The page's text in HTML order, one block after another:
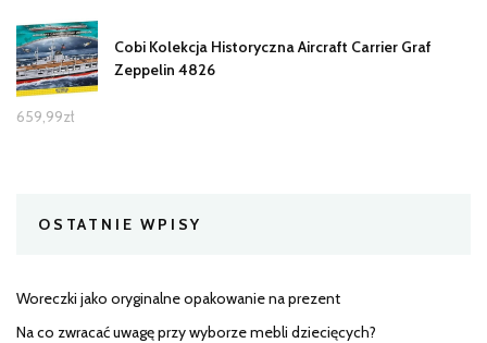
Cobi Kolekcja Historyczna Aircraft Carrier Graf
Zeppelin 4826
659,99zł
OSTATNIE WPISY
Woreczki jako oryginalne opakowanie na prezent
Na co zwracać uwagę przy wyborze mebli dziecięcych?